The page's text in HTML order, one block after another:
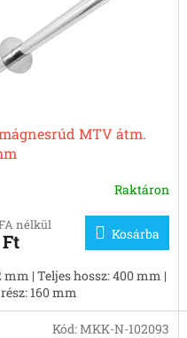
MTV átm.
Raktáron
nélkül
Ft Kosárba
mm | Teljes hossz: 400 mm |
160 mm
Kód:MKK-N-102093